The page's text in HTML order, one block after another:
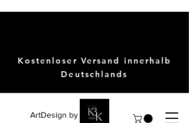
ArtDesign by KBK
Kostenloser Versand innerhalb
Deutschlands